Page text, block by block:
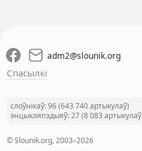
adm2@slounik.org
Спасылкі
слоўнікаў: 96 (643 740 артыкулаў)
энцыкляпэдыяў: 27 (8 083
© Slounik.org, 2003–2026